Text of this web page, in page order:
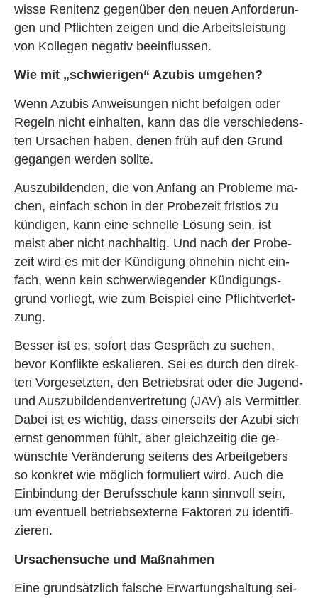
wis­se Re­ni­tenz ge­gen­über den neuen An­for­de­run­
gen und Pflich­ten zei­gen und die Ar­beits­leis­tung
von Kol­le­gen ne­ga­tiv be­ein­flus­sen.
Wie mit „schwie­ri­gen“ Azu­bis um­ge­hen?
Wenn Azu­bis An­wei­sun­gen nicht be­fol­gen oder
Re­geln nicht ein­hal­ten, kann das die ver­schie­dens­
ten Ur­sa­chen haben, denen früh auf den Grund
ge­gan­gen wer­den soll­te.
Aus­zu­bil­den­den, die von An­fang an Pro­ble­me ma­
chen, ein­fach schon in der Pro­be­zeit frist­los zu
kün­di­gen, kann eine schnel­le Lö­sung sein, ist
meist aber nicht nach­hal­tig. Und nach der Pro­be­
zeit wird es mit der Kün­di­gung oh­ne­hin nicht ein­
fach, wenn kein schwer­wie­gen­der Kün­di­gungs­
grund vor­liegt, wie zum Bei­spiel eine Pflicht­ver­let­
zung.
Bes­ser ist es, so­fort das Ge­spräch zu su­chen,
bevor Kon­flik­te es­ka­lie­ren. Sei es durch den di­rek­
ten Vor­ge­setz­ten, den Be­triebs­rat oder die Ju­gend-
und Aus­zu­bil­den­den­ver­tre­tung (JAV) als Ver­mitt­ler.
Dabei ist es wich­tig, dass ei­ner­seits der Azubi sich
ernst ge­nom­men fühlt, aber gleich­zei­tig die ge­
wünsch­te Ver­än­de­rung sei­tens des Ar­beit­ge­bers
so kon­kret wie mög­lich for­mu­liert wird. Auch die
Ein­bin­dung der Be­rufs­schu­le kann sinn­voll sein,
um even­tu­ell be­triebs­ex­ter­ne Fak­to­ren zu iden­ti­fi­
zie­ren.
Ur­sa­chen­su­che und Maß­nah­men
Eine grund­sätz­lich fal­sche Er­war­tungs­hal­tung sei­